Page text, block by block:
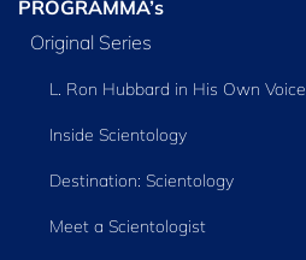
PROGRAMMA’s
Original Series
L. Ron Hubbard in His Own Voice
Inside Scientology
Destination: Scientology
Meet a Scientologist